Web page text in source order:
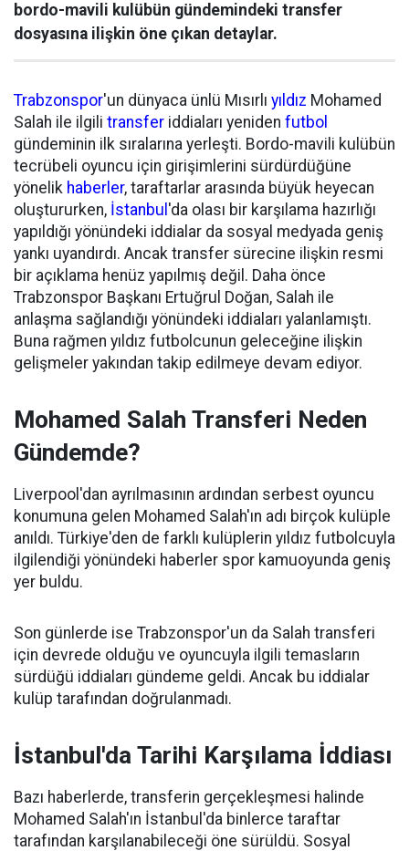
bordo-mavili kulübün gündemindeki transfer
dosyasına ilişkin öne çıkan detaylar.
Trabzonspor'un dünyaca ünlü Mısırlı yıldız Mohamed
Salah ile ilgili transfer iddiaları yeniden futbol
gündeminin ilk sıralarına yerleşti. Bordo-mavili kulübün
tecrübeli oyuncu için girişimlerini sürdürdüğüne
yönelik haberler, taraftarlar arasında büyük heyecan
oluştururken, İstanbul 'da olası bir karşılama hazırlığı
yapıldığı yönündeki iddialar da sosyal medyada geniş
yankı uyandırdı. Ancak transfer sürecine ilişkin resmi
bir açıklama henüz yapılmış değil. Daha önce
Trabzonspor Başkanı Ertuğrul Doğan, Salah ile
anlaşma sağlandığı yönündeki iddiaları yalanlamıştı.
Buna rağmen yıldız futbolcunun geleceğine ilişkin
gelişmeler yakından takip edilmeye devam ediyor.
Mohamed Salah Transferi Neden
Gündemde?
Liverpool'dan ayrılmasının ardından serbest oyuncu
konumuna gelen Mohamed Salah'ın adı birçok kulüple
anıldı. Türkiye'den de farklı kulüplerin yıldız futbolcuyla
ilgilendiği yönündeki haberler spor kamuoyunda geniş
yer buldu.
Son günlerde ise Trabzonspor'un da Salah transferi
için devrede olduğu ve oyuncuyla ilgili temasların
sürdüğü iddiaları gündeme geldi. Ancak bu iddialar
kulüp tarafından doğrulanmadı.
İstanbul'da Tarihi Karşılama İddiası
Bazı haberlerde, transferin gerçekleşmesi halinde
Mohamed Salah'ın İstanbul'da binlerce taraftar
tarafından karşılanabileceği öne sürüldü. Sosyal